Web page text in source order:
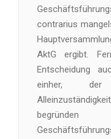
contrarius
AktG ergibt.
Entscheidung
einher, der